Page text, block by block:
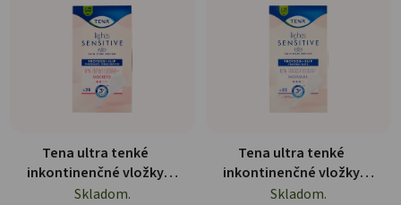
Tena ultra tenké
inkontinenčné vložky
určené pre ženy 28ks
Skladom.
Tena ultra tenké
inkontinenčné vložky
určené pre ženy 22ks
Skladom.